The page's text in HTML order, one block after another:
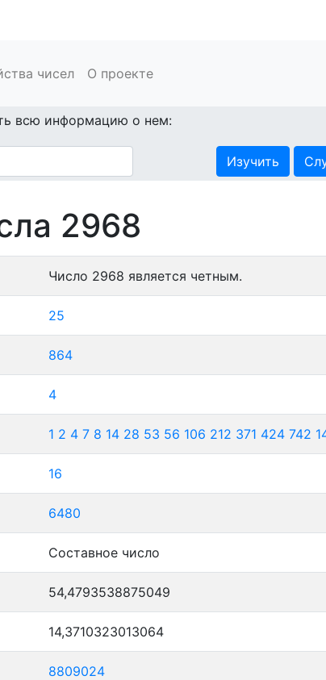
чисел О проекте
всю информацию о нем:
Изучить
2968
Число 2968 является четным.
25
864
4
1 2 4 7 8 14 28 53 56 106 212 371 424 742
16
6480
Составное число
54,4793538875049
14,3710323013064
8809024